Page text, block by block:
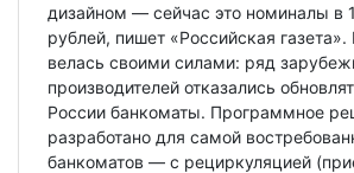
дизайном — сейчас это номиналы в
рублей, пишет «Российская газета».
велась своими силами: ряд
производителей отказались
России банкоматы. Программное
разработано для самой
банкоматов — с рециркуляцией